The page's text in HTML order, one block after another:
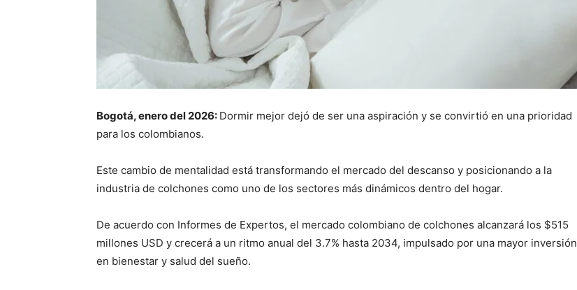
Bogotá, enero del 2026: Dormir mejor dejó de ser una aspiración y se convirtió en una prioridad
para los colombianos.
Este cambio de mentalidad está transformando el mercado del descanso y posicionando a la
industria de colchones como uno de los sectores más dinámicos dentro del hogar.
De acuerdo con Informes de Expertos, el mercado colombiano de colchones alcanzará los $515
millones USD y crecerá a un ritmo anual del 3.7% hasta 2034, impulsado por una mayor inversión
en bienestar y salud del sueño.